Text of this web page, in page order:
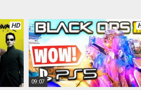
HD
09:07